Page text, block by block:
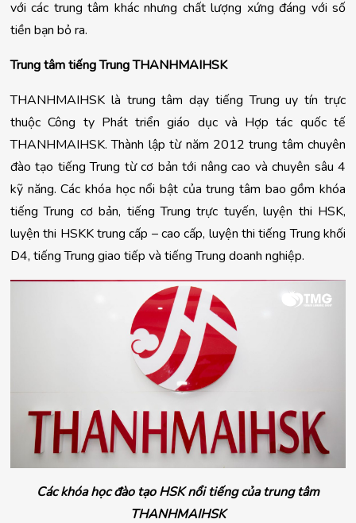
với các trung tâm khác nhưng chất lượng xứng đáng với số
tiền bạn bỏ ra.
Trung tâm tiếng Trung THANHMAIHSK
THANHMAIHSK là trung tâm dạy tiếng Trung uy tín trực
thuộc Công ty Phát triển giáo dục và Hợp tác quốc tế
THANHMAIHSK. Thành lập từ năm 2012 trung tâm chuyên
đào tạo tiếng Trung từ cơ bản tới nâng cao và chuyên sâu 4
kỹ năng. Các khóa học nổi bật của trung tâm bao gồm khóa
tiếng Trung cơ bản, tiếng Trung trực tuyến, luyện thi HSK,
luyện thi HSKK trung cấp – cao cấp, luyện thi tiếng Trung khối
D4, tiếng Trung giao tiếp và tiếng Trung doanh nghiệp.
Các khóa học đào tạo HSK nổi tiếng của trung tâm
THANHMAIHSK